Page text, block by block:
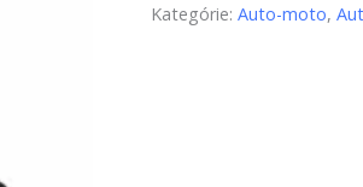
Kategórie:Auto-moto,